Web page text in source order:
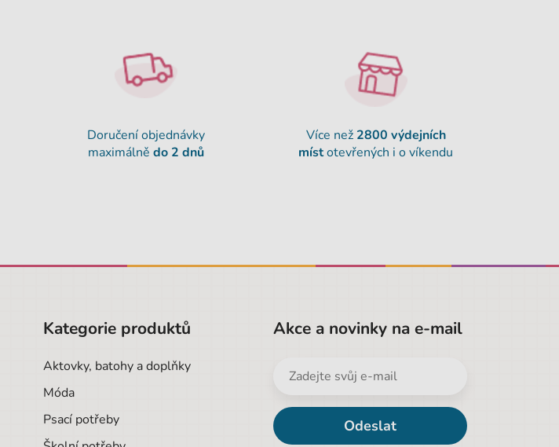
Doručení objednávky
maximálnědo 2 dnů
Více než 2800 výdejních
místotevřených i o víkendu
Kategorie produktů
Aktovky, batohy a doplňky
Móda
Psací potřeby
Akce a novinky na e-mail
Odeslat